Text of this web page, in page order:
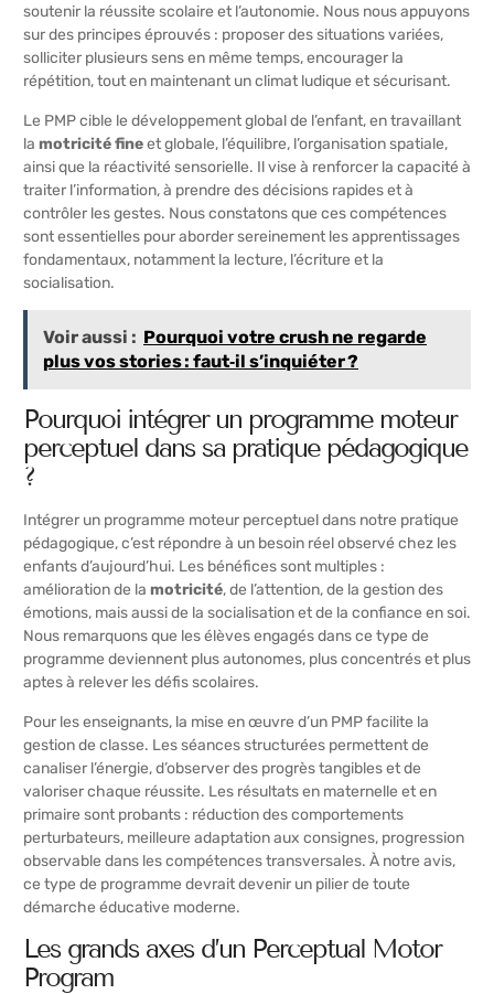
soutenir la réussite scolaire et l’autonomie. Nous nous appuyons
sur des principes éprouvés : proposer des situations variées,
solliciter plusieurs sens en même temps, encourager la
répétition, tout en maintenant un climat ludique et sécurisant.
Le PMP cible le développement global de l’enfant, en travaillant
la motricité fineet globale, l’équilibre, l’organisation spatiale,
ainsi que la réactivité sensorielle. Il vise à renforcer la capacité à
traiter l’information, à prendre des décisions rapides et à
contrôler les gestes. Nous constatons que ces compétences
sont essentielles pour aborder sereinement les apprentissages
fondamentaux, notamment la lecture, l’écriture et la
socialisation.
Voir aussi : Pourquoi votre crush ne regarde
plus vos stories : faut‑il s’inquiéter ?
Pourquoi intégrer un programme moteur
perceptuel dans sa pratique pédagogique
?
Intégrer un programme moteur perceptuel dans notre pratique
pédagogique, c’est répondre à un besoin réel observé chez les
enfants d’aujourd’hui. Les bénéfices sont multiples :
amélioration de la motricité, de l’attention, de la gestion des
émotions, mais aussi de la socialisation et de la confiance en soi.
Nous remarquons que les élèves engagés dans ce type de
programme deviennent plus autonomes, plus concentrés et plus
aptes à relever les défis scolaires.
Pour les enseignants, la mise en œuvre d’un PMP facilite la
gestion de classe. Les séances structurées permettent de
canaliser l’énergie, d’observer des progrès tangibles et de
valoriser chaque réussite. Les résultats en maternelle et en
primaire sont probants : réduction des comportements
perturbateurs, meilleure adaptation aux consignes, progression
observable dans les compétences transversales. À notre avis,
ce type de programme devrait devenir un pilier de toute
démarche éducative moderne.
Les grands axes d’un Perceptual Motor
Program